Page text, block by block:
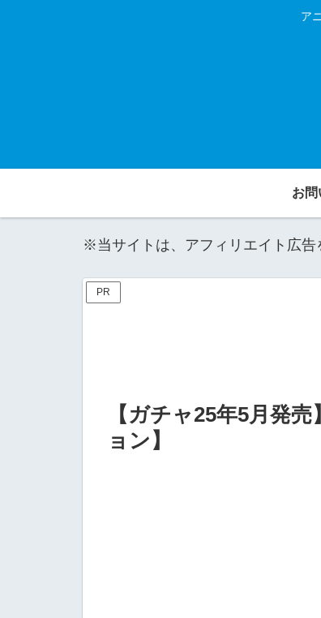
ア
お問
※当サイトは、アフィリエイト広告
PR
【ガチャ25年5月発
ョン】